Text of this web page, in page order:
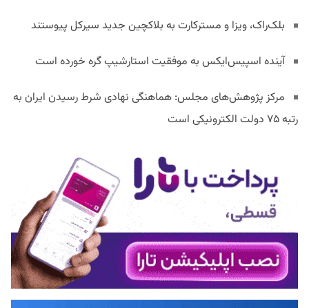
بلک‌راک، ویزا و مسترکارت به بلاکچین جدید سیرکل پیوستند
آینده اسپیس‌ایکس به موفقیت استارشیپ گره خورده است
مرکز پژوهش‌های مجلس: هماهنگی نهادی شرط رسیدن ایران به
رتبه ۷۵ دولت الکترونیکی است